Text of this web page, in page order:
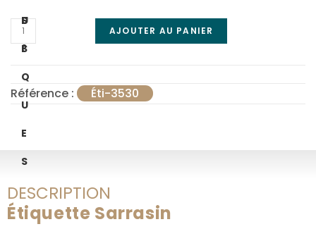
F
I
Q
U
E
S
S
?
U
S
AJOUTER AU PANIER
Référence : Éti-3530
DESCRIPTION
Étiquette Sarrasin